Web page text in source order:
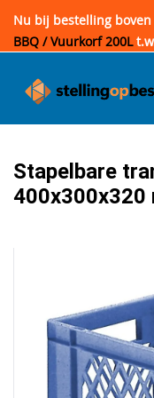
Nu bij bestelling boven
BBQ / Vuurkorf 200L
Stapelbare
400x300x320